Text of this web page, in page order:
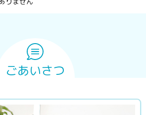
ごあいさつ